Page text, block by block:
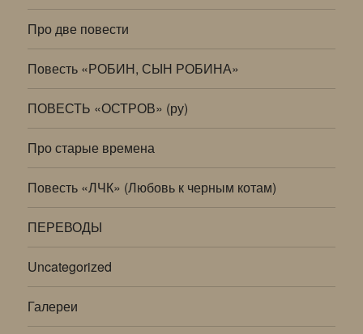
Про две повести
Повесть «РОБИН, СЫН РОБИНА»
ПОВЕСТЬ «ОСТРОВ» (ру)
Про старые времена
Повесть «ЛЧК» (Любовь к черным котам)
ПЕРЕВОДЫ
Uncategorized
Галереи